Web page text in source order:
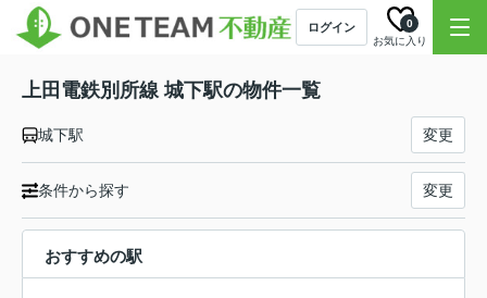
ログイン
お気に入り
0
上田電鉄別所線 城下駅の物件一覧
城下駅 変更
条件から探す 変更
おすすめの駅